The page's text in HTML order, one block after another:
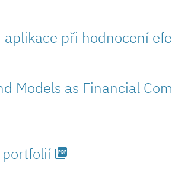
při hodnocení
Models as Financial
portfolií picture_as_pdf